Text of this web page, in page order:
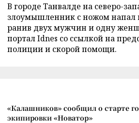
В городе Танвалде на северо-
злоумышленник с ножом напал
ранив двух мужчин и одну
портал Idnes со ссылкой на
полиции и скорой помощи.
«Калашников» сообщил о старте
экипировки «Новатор»